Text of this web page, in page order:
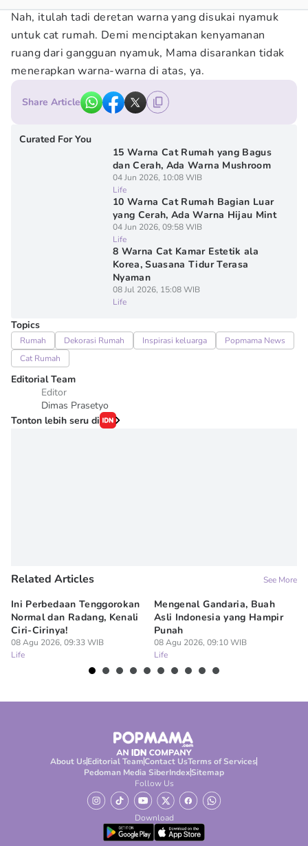
Nah, itulah tadi deretan warna yang disukai nyamuk
untuk cat rumah. Demi menciptakan kenyamanan
ruang dari gangguan nyamuk, Mama disarankan tidak
menerapkan warna-warna di atas, ya.
Share Article
Curated For You
15 Warna Cat Rumah yang Bagus
dan Cerah, Ada Warna Mushroom
04 Jun 2026, 10:08 WIB
Life
10 Warna Cat Rumah Bagian Luar
yang Cerah, Ada Warna Hijau Mint
04 Jun 2026, 09:58 WIB
Life
8 Warna Cat Kamar Estetik ala
Korea, Suasana Tidur Terasa
Nyaman
08 Jul 2026, 15:08 WIB
Life
Topics
Rumah Dekorasi Rumah Inspirasi keluarga
Popmama News
Cat Rumah
Editorial Team
Editor
Dimas Prasetyo
Tonton lebih seru di
Related Articles See More
Ini Perbedaan Tenggorokan
Normal dan Radang, Kenali
Ciri-Cirinya!
08 Agu 2026, 09:33 WIB
Life
Mengenal Gandaria, Buah
Asli Indonesia yang Hampir
Punah
08 Agu 2026, 09:10 WIB
Life
About UsEditorial TeamContact UsTerms of Services
Pedoman Media SiberIndexSitemap
Follow Us
Download